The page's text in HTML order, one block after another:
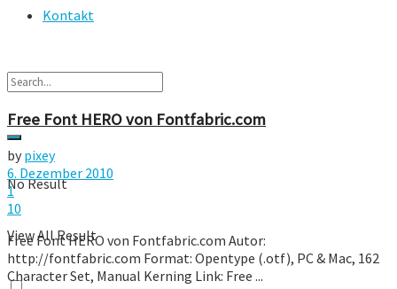
Kontakt
No Result
View All Result
Free Font HERO von Fontfabric.com
by pixey
6. Dezember 2010
1
10
Free Font HERO von Fontfabric.com Autor:
http://fontfabric.com Format: Opentype (.otf), PC & Mac, 162
Character Set, Manual Kerning Link: Free ...